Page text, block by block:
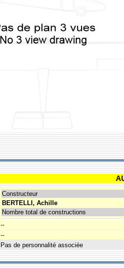
Constructeur
BERTELLI, Achille
Nombre total de constructions
--
--
Pas de personnalité associée